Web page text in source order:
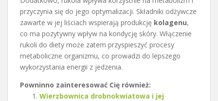
przyczynia się do jego optymalizacji. Składniki odżywcze
zawarte w jej liściach wspierają produkcję kolagenu,
co ma pozytywny wpływ na kondycję skóry. Włączenie
rukoli do diety może zatem przyspieszyć procesy
metaboliczne organizmu, co prowadzi do lepszego
wykorzystania energii z jedzenia.
Powninno zainteresować Cię również:
Wierzbownica drobnokwiatowa i jej